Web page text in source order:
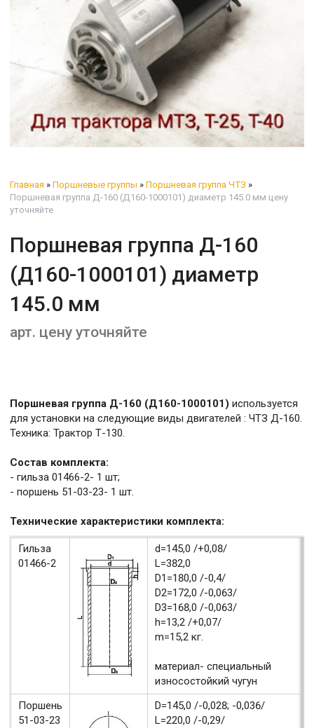
Главная » Поршневые группы » Поршневая группа ЧТЗ »
Поршневая группа Д-160 (Д160-1000101) диаметр 145.0 мм цену
уточняйте
Поршневая группа Д-160
(Д160-1000101) диаметр
145.0 мм
арт. цену уточняйте
Поршневая группа Д-160 (Д160-1000101)используется
для установки на следующие виды двигателей : ЧТЗ Д-160.
Техника: Трактор Т-130.
Состав комплекта:
- гильза 01466-2- 1 шт;
- поршень 51-03-23- 1 шт.
Технические характеристики комплекта:
Гильза
01466-2
d=145,0 /+0,08/
L=382,0
D1=180,0 /-0,4/
D2=172,0 /-0,063/
D3=168,0 /-0,063/
h=13,2 /+0,07/
m=15,2 кг.
материал- специальный
износостойкий чугун
Поршень
51-03-23
D=145,0 /-0,028; -0,036/
L=220,0 /-0,29/